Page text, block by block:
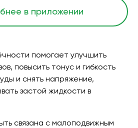
в приложении
помогает улучшить
повысить тонус и гибкость
и снять напряжение,
застой жидкости в
связана с малоподвижным